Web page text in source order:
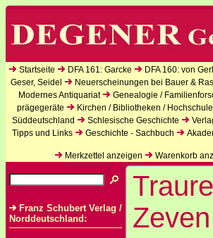
Startseite DFA 161: Garcke DFA 160: von
Geser, Seidel
Neuerscheinungen bei Bauer &
Modernes Antiquariat
Genealogie /
prägegeräte
Kirchen / Bibliotheken /
Süddeutschland
Schlesische Geschichte
Tipps und Links
Geschichte - Sachbuch
Merkzettel anzeigen
Warenkorb
Franz Schubert Verlag /
Norddeutschland:
Zeven